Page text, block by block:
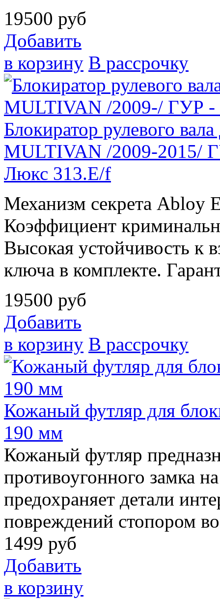
19500 руб
Добавить
в корзину В рассрочку
Блокиратор рулевого
MULTIVAN /2009-2015/
Люкс 313.E/f
Механизм секрета Abloy
Коэффициент
Высокая устойчивость к
ключа в комплекте.
19500 руб
Добавить
в корзину В рассрочку
Кожаный футляр для
190 мм
Кожаный футляр
противоугонного замка
предохраняет детали
повреждений стопором
1499 руб
Добавить
в корзину